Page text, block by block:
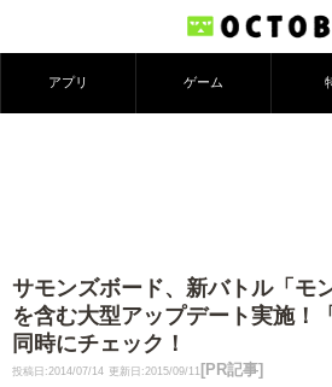
アプリ ゲーム
サモンズボード、新バトル「モ
を含む大型アップデート実施！
同時にチェック！
投稿日:2014/07/14 更新日:2015/09/11 [PR記事]